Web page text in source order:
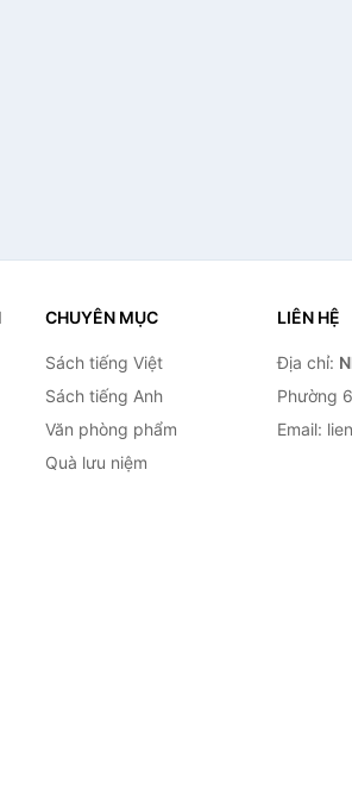
CHUYÊN MỤC
Sách tiếng Việt
Sách tiếng Anh
Văn phòng phẩm
Quà lưu niệm
LIÊN HỆ
Địa chỉ:
Phường
Email: